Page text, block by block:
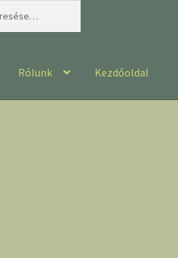
Rólunk Kezdőoldal